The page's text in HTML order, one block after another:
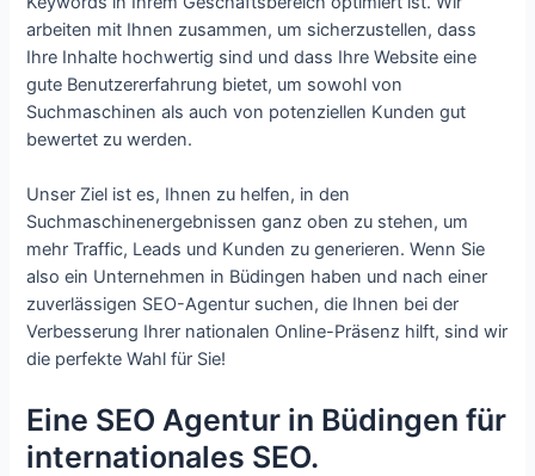
arbeiten mit Ihnen zusammen, um sicherzustellen, dass
Ihre Inhalte hochwertig sind und dass Ihre Website eine
gute Benutzererfahrung bietet, um sowohl von
Suchmaschinen als auch von potenziellen Kunden gut
bewertet zu werden.
Unser Ziel ist es, Ihnen zu helfen, in den
Suchmaschinenergebnissen ganz oben zu stehen, um
mehr Traffic, Leads und Kunden zu generieren. Wenn Sie
also ein Unternehmen in Büdingen haben und nach einer
zuverlässigen SEO-Agentur suchen, die Ihnen bei der
Verbesserung Ihrer nationalen Online-Präsenz hilft, sind wir
die perfekte Wahl für Sie!
Eine SEO Agentur in Büdingen für
internationales SEO.